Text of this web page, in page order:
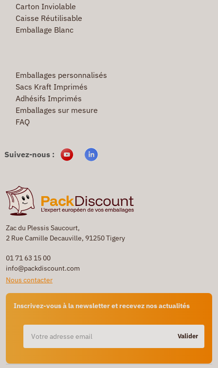
Zac du Plessis Saucourt,
2 Rue Camille Decauville, 91250 Tigery
01 71 63 15 00
info@packdiscount.com
Nous contacter
Inscrivez-vous à la newsletter et recevez nos actualités
Valider
Carton Inviolable
Caisse Réutilisable
Emballage Blanc
Emballages personnalisés
Sacs Kraft Imprimés
Adhésifs Imprimés
Emballages sur mesure
FAQ
Suivez-nous :